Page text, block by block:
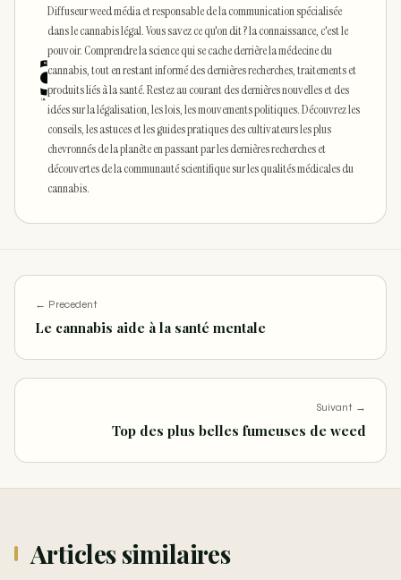
Diffuseur weed média et responsable de la communication spécialisée
dans le cannabis légal. Vous savez ce qu'on dit ? la connaissance, c'est le
pouvoir. Comprendre la science qui se cache derrière la médecine du
cannabis, tout en restant informé des dernières recherches, traitements et
produits liés à la santé. Restez au courant des dernières nouvelles et des
idées sur la légalisation, les lois, les mouvements politiques. Découvrez les
conseils, les astuces et les guides pratiques des cultivateurs les plus
chevronnés de la planète en passant par les dernières recherches et
découvertes de la communauté scientifique sur les qualités médicales du
cannabis.
← Precedent
Le cannabis aide à la santé mentale
Suivant →
Top des plus belles fumeuses de weed
Articles similaires